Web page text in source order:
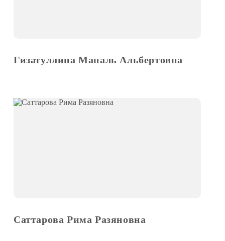
Гизатуллина Маналь Альбертовна
Саттарова Рима Разяновна